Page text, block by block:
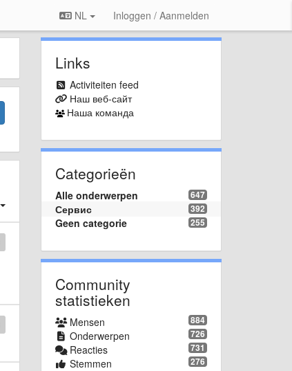
NL Inloggen / Aanmelden
Links
Activiteiten feed
Наш веб-сайт
Наша команда
Categorieën
647
Alle onderwerpen
392
Сервис
255
Geen categorie
Community
statistieken
884
Mensen
726
Onderwerpen
731
Reacties
276
Stemmen